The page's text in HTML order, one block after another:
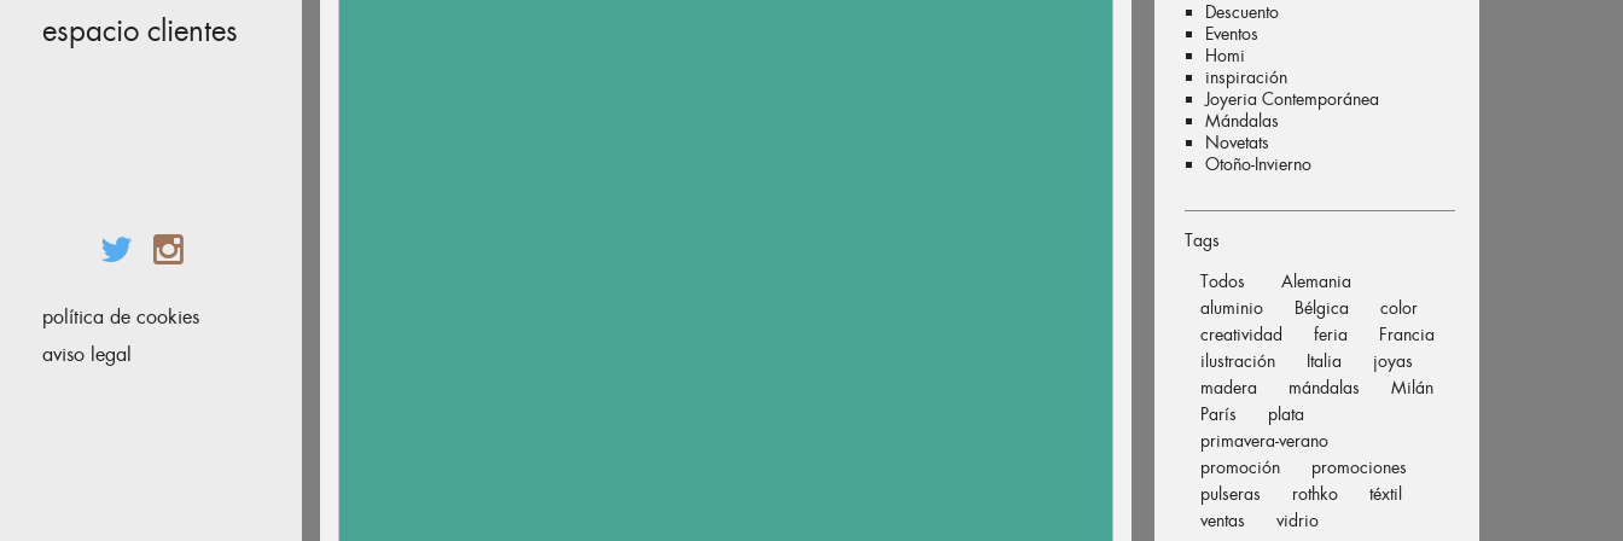
espacio clientes
política de cookies
aviso legal
Descuento
Eventos
Homi
inspiración
Joyeria Contemporánea
Mándalas
Novetats
Otoño-Invierno
Tags
Todos
Alemania
aluminio
Bélgica
color
creatividad
feria
Francia
ilustración
Italia
joyas
madera
mándalas
Milán
París
plata
primavera-verano
promoción
promociones
pulseras
rothko
téxtil
ventas
vidrio